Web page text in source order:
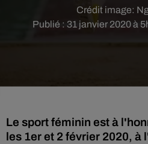
Publié : 31 janvier 2020 à
Crédit image:
Le sport féminin est à
les 1er et 2 février 2020, à